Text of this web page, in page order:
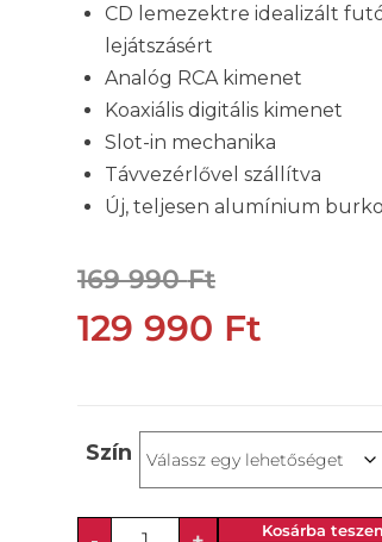
CD lemezektre idealizált
lejátszásért
Analóg RCA kimenet
Koaxiális digitális kimenet
Slot-in mechanika
Távvezérlővel szállítva
Új, teljesen alumínium
169 990Ft
129 990 Ft
Szín
Kosárba